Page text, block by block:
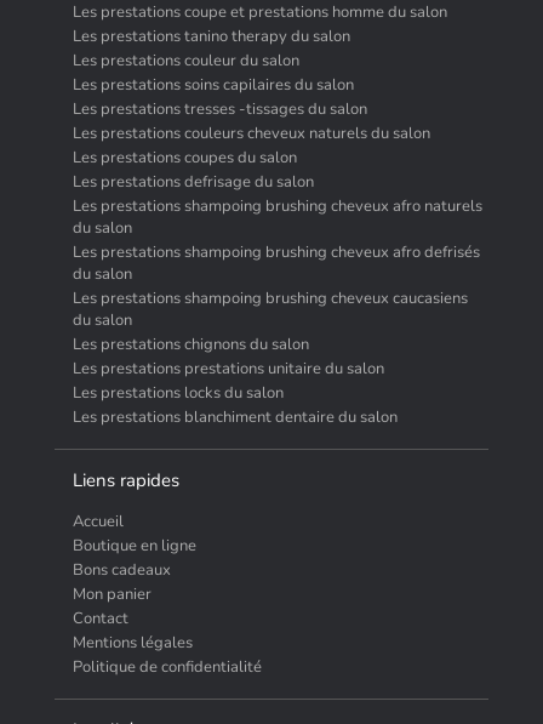
Les prestations coupe et prestations homme du salon
Les prestations tanino therapy du salon
Les prestations couleur du salon
Les prestations soins capilaires du salon
Les prestations tresses -tissages du salon
Les prestations couleurs cheveux naturels du salon
Les prestations coupes du salon
Les prestations defrisage du salon
Les prestations shampoing brushing cheveux afro naturels
du salon
Les prestations shampoing brushing cheveux afro defrisés
du salon
Les prestations shampoing brushing cheveux caucasiens
du salon
Les prestations chignons du salon
Les prestations prestations unitaire du salon
Les prestations locks du salon
Les prestations blanchiment dentaire du salon
Liens rapides
Accueil
Boutique en ligne
Bons cadeaux
Mon panier
Contact
Mentions légales
Politique de confidentialité